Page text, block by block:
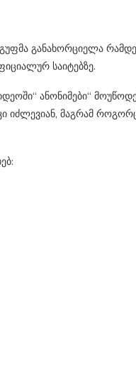
განახორციელა
საიტებზე.
ანონიმები“
იძლევიან, მაგრამ